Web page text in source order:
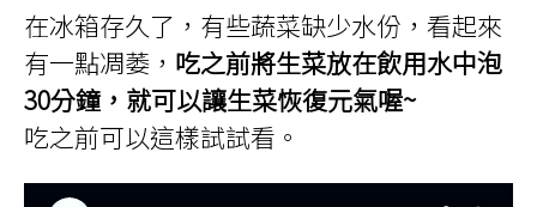
在冰箱存久了，有些蔬菜缺少水份，看起來
有一點凋萎， 吃之前將生菜放在飲用水中泡
30分鐘，就可以讓生菜恢復元氣喔~
吃之前可以這樣試試看。